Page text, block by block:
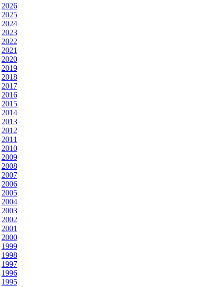
2026
2025
2024
2023
2022
2021
2020
2019
2018
2017
2016
2015
2014
2013
2012
2011
2010
2009
2008
2007
2006
2005
2004
2003
2002
2001
2000
1999
1998
1997
1996
1995